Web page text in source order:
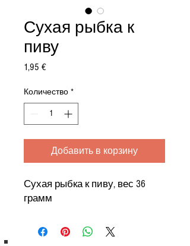
Сухая рыбка к
пиву
1,95 €Цена
Количество *
Добавить в корзину
Сухая рыбка к пиву, вес 36
грамм